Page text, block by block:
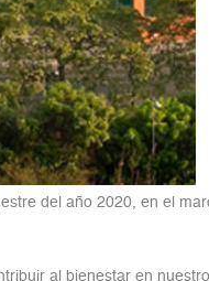
del año 2020, en el
al bienestar en